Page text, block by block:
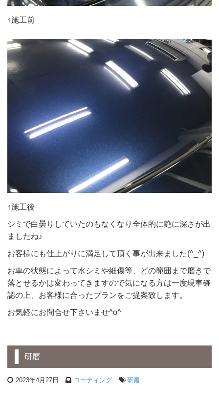
↑施工前
↑施工後
シミで白曇りしていたのもなくなり全体的に艶に深さが出
ましたね♪
お客様にも仕上がりに満足して頂く事が出来ました(^_^)
お車の状態によって水シミや細傷等、どの範囲まで磨きで
落とせるかは変わってきますので気になる方は一度現車確
認の上、お客様に合ったプランをご提案致します。
お気軽にお問合せ下さいませ^o^
研磨
2023年4月27日 コーティング 研磨